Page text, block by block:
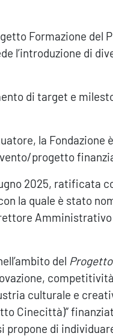
Formazione del
l’introduzione di
di target e
la Fondazione
progetto
2025, ratificata
la quale è stato
Amministrativo
del
culturale e
Cinecittà)”
propone di